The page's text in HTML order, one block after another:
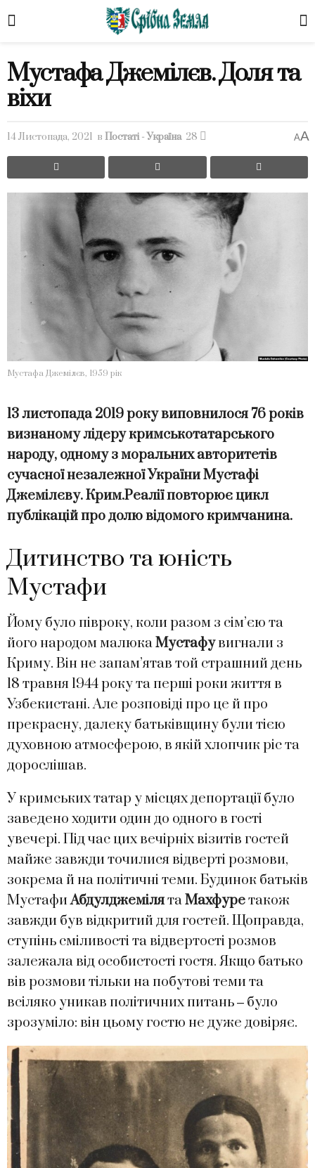
Мустафа Джемілєв. Доля та
віхи
14 Листопада, 2021 в Постаті - Україна 28 AA
Мустафа Джемілєв, 1959 рік
13 листопада 2019 року виповнилося 76 років
визнаному лідеру кримськотатарського
народу, одному з моральних авторитетів
сучасної незалежної України Мустафі
Джемілєву. Крим.Реалії повторює цикл
публікацій про долю відомого кримчанина.
Дитинство та юність
Мустафи
Йому було півроку, коли разом з сім’єю та
його народом малюкаМустафувигнали з
Криму. Він не запам’ятав той страшний день
18 травня 1944 року та перші роки життя в
Узбекистані. Але розповіді про це й про
прекрасну, далеку батьківщину були тією
духовною атмосферою, в якій хлопчик ріс та
дорослішав.
У кримських татар у місцях депортації було
заведено ходити один до одного в гості
увечері. Під час цих вечірніх візитів гостей
майже завжди точилися відверті розмови,
зокрема й на політичні теми. Будинок батьків
МустафиАбдулджемілятаМахфуретакож
завжди був відкритий для гостей. Щоправда,
ступінь сміливості та відвертості розмов
залежала від особистості гостя. Якщо батько
вів розмови тільки на побутові теми та
всіляко уникав політичних питань ‒ було
зрозуміло: він цьому гостю не дуже довіряє.